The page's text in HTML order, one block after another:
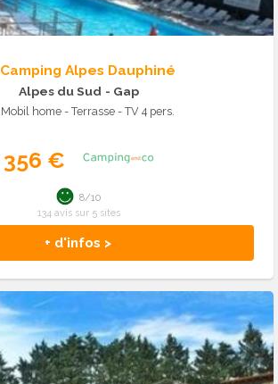
Camping Alpes Dauphiné
Alpes du Sud - Gap
Mobil home - Terrasse - TV 4 pers.
356 €
+ d'infos >
8/10
134 avis sur 5 sites